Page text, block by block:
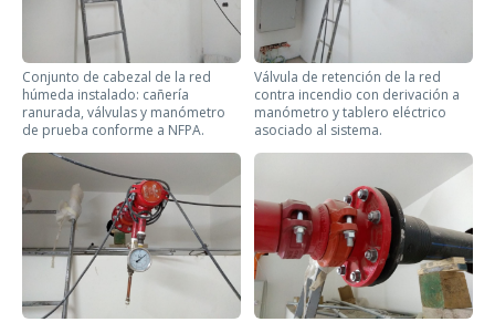
Conjunto de cabezal de la red
húmeda instalado: cañería
ranurada, válvulas y manómetro
de prueba conforme a NFPA.
Válvula de retención de la red
contra incendio con derivación a
manómetro y tablero eléctrico
asociado al sistema.